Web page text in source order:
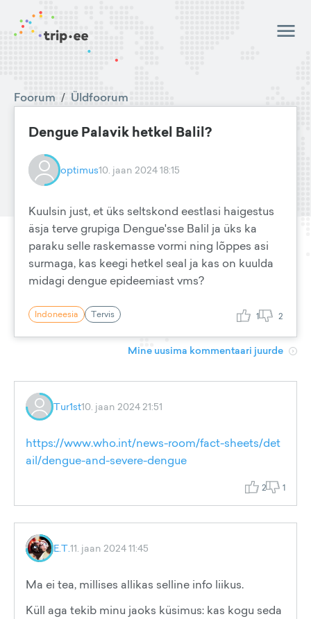
Foorum / Üldfoorum
Dengue Palavik hetkel Balil?
optimus10. jaan 2024 18:15
Kuulsin just, et üks seltskond eestlasi haigestus
äsja terve grupiga Dengue'sse Balil ja üks ka
paraku selle raskemasse vormi ning lõppes asi
surmaga, kas keegi hetkel seal ja kas on kuulda
midagi dengue epideemiast vms?
Indoneesia Tervis 1 2
Mine uusima kommentaari juurde
Tur1st10. jaan 2024 21:51
https://www.who.int/news-room/fact-sheets/det
ail/dengue-and-severe-dengue
2 1
E.T.11. jaan 2024 11:45
Ma ei tea, millises allikas selline info liikus.
Küll aga tekib minu jaoks küsimus: kas kogu seda